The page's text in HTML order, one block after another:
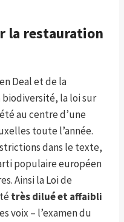
la restauration
Deal et de la
la loi sur
au centre d’une
toute l’année.
dans le texte,
populaire européen
Ainsi la Loi de
très dilué et affaibli
voix – l’examen du